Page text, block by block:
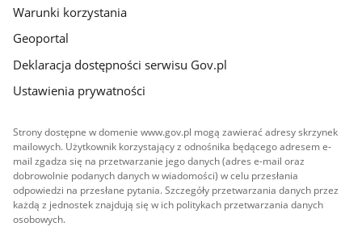
Warunki korzystania
Geoportal
Deklaracja dostępności serwisu Gov.pl
Ustawienia prywatności
Strony dostępne w domenie www.gov.pl mogą zawierać adresy skrzynek
mailowych. Użytkownik korzystający z odnośnika będącego adresem e-
mail zgadza się na przetwarzanie jego danych (adres e-mail oraz
dobrowolnie podanych danych w wiadomości) w celu przesłania
odpowiedzi na przesłane pytania. Szczegóły przetwarzania danych przez
każdą z jednostek znajdują się w ich politykach przetwarzania danych
osobowych.